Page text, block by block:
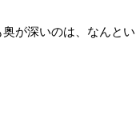
が深いのは、なんと